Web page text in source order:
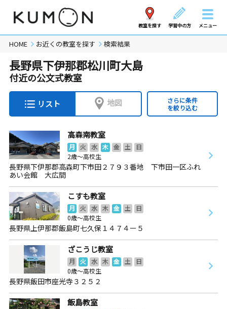
教室を探す 学習中の方 メニュー
HOME お近くの教室を探す 検索結果
長野県下伊那郡松川町大島
付近の公文式教室
リスト 地図
さらに条件
を絞り込む
高森南教室
月 火 水 木 金 土
日
2歳～高校生
長野県下伊那郡高森町下市田２７９３番地 下市田一区ふれ
あい会館 大広間
こすも教室
月 火 水 木 金 土
日
0歳～高校生
長野県上伊那郡飯島町七久保１４７４ー５
ざこうじ教室
月 火 水 木 金 土
日
0歳～高校生
長野県飯田市座光寺３２５２
飯島教室